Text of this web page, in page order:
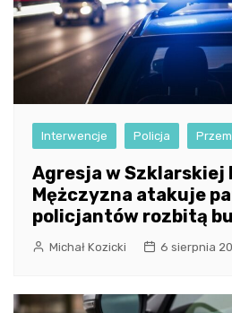
Interwencje Policja
Agresja w Szklarskiej
Mężczyzna atakuje
policjantów rozbitą
Michał Kozicki 6 sierpnia